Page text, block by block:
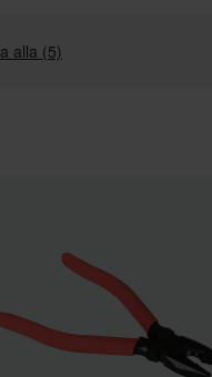
alla (5)